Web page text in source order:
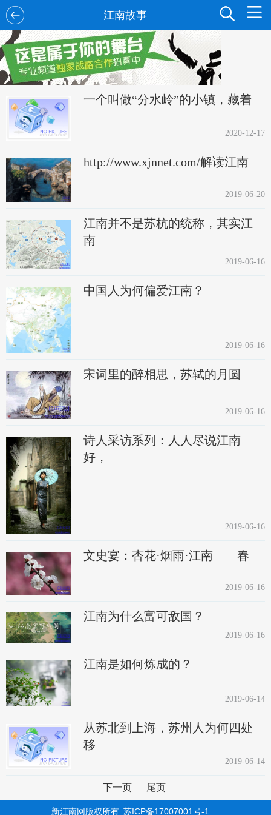
江南故事
一个叫做“分水岭”的小镇，藏着
2020-12-17
http://www.xjnnet.com/解读江南
2019-06-20
江南并不是苏杭的统称，其实江
南
2019-06-16
中国人为何偏爱江南？
2019-06-16
宋词里的醉相思，苏轼的月圆
2019-06-16
诗人采访系列：人人尽说江南
好，
2019-06-16
文史宴：杏花·烟雨·江南——春
2019-06-16
江南为什么富可敌国？
2019-06-16
江南是如何炼成的？
2019-06-14
从苏北到上海，苏州人为何四处
移
2019-06-14
下一页 尾页
新江南网版权所有 苏ICP备17007001号-1